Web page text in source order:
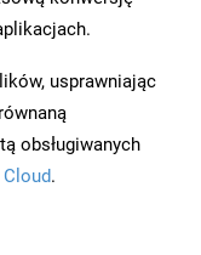
usprawniając
obsługiwanych
.